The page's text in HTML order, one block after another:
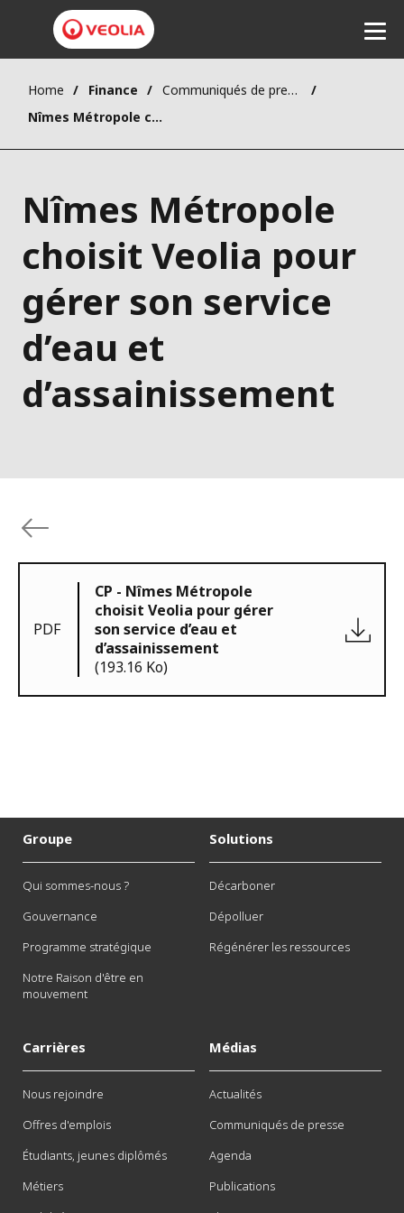
Home Finance
Communiqués de presse
Nîmes Métropole choisit Veolia pour gérer son service d’eau et d’assainissement
Nîmes Métropole
choisit Veolia pour
gérer son service
d’eau et
d’assainissement
PDF
CP - Nîmes Métropole
choisit Veolia pour gérer
son service d’eau et
d’assainissement
(193.16 Ko)
Groupe
Qui sommes-nous ?
Gouvernance
Programme stratégique
Notre Raison d'être en
mouvement
Solutions
Décarboner
Dépolluer
Régénérer les ressources
Carrières
Nous rejoindre
Offres d'emplois
Étudiants, jeunes diplômés
Métiers
Médias
Actualités
Communiqués de presse
Agenda
Publications